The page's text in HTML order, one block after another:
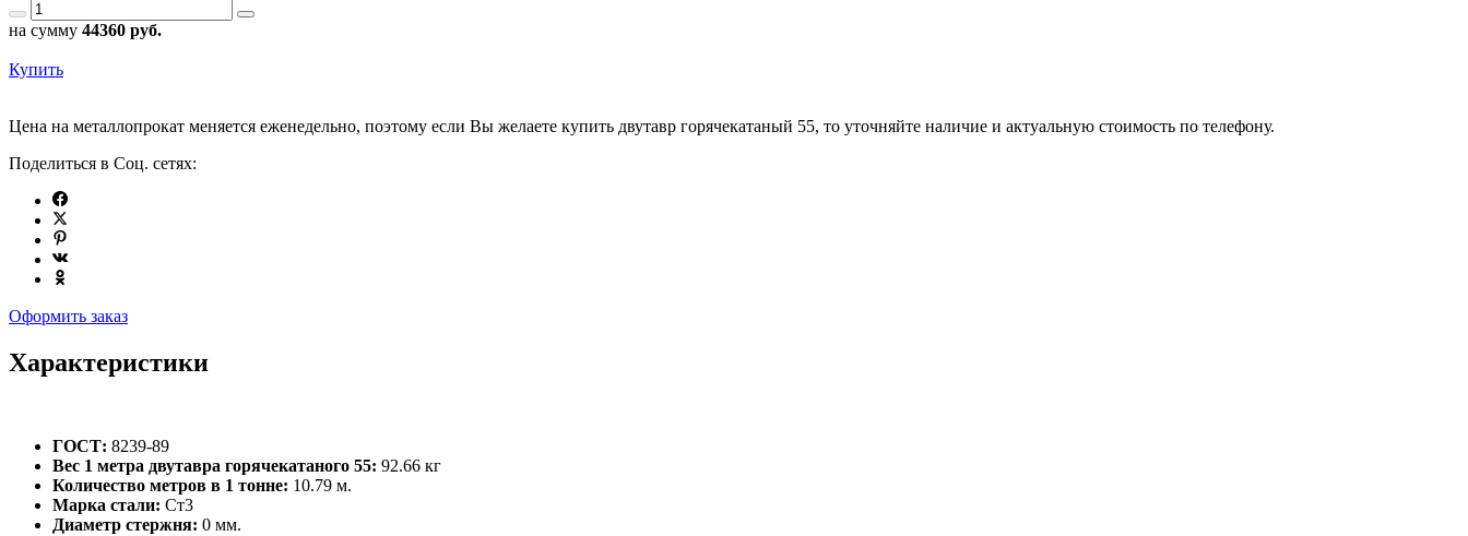
на сумму 44360 руб.
Купить
Цена на металлопрокат меняется еженедельно, поэтому если Вы желаете купить двутавр горячекатаный 55, то уточняйте наличие и актуальную стоимость по телефону.
Поделиться в Соц. сетях:
Оформить заказ
Характеристики
ГОСТ: 8239-89
Вес 1 метра двутавра горячекатаного 55: 92.66 кг
Количество метров в 1 тонне: 10.79 м.
Марка стали: Ст3
Диаметр стержня: 0 мм.